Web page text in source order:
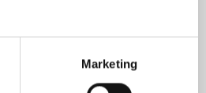
Marketing
jævnt fugtig.
vanding i vækstperioden.